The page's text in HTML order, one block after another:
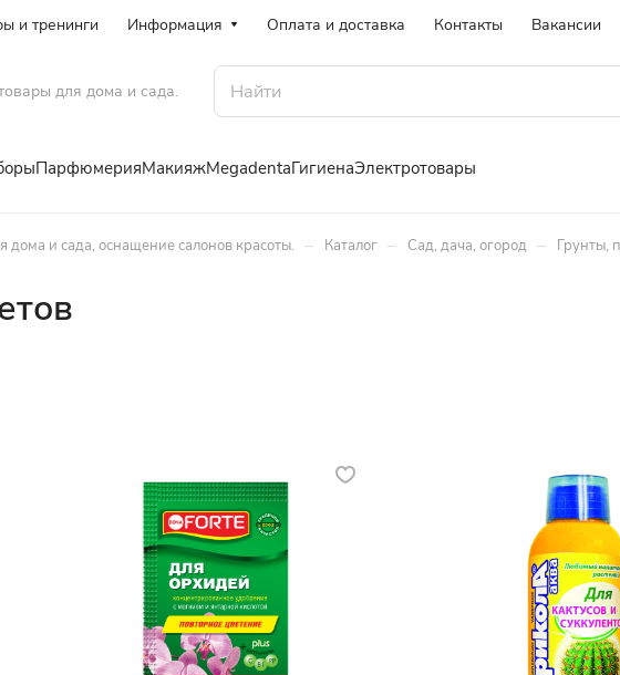
и тренинги Информация Оплата и доставка Контакты Вакансии
для дома и сада.
ПарфюмерияМакияжMegadentaГигиенаЭлектротовары
дома и сада, оснащение салонов красоты. – Каталог – Сад, дача, огород – Грунты,